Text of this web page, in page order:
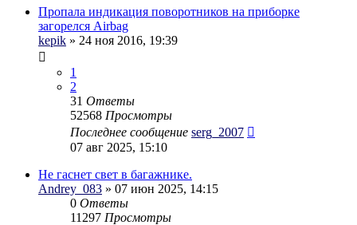
Пропала индикация поворотников на приборке
загорелся Airbag
kepik » 24 ноя 2016, 19:39
1
2
31 Ответы
52568 Просмотры
Последнее сообщение serg_2007
07 авг 2025, 15:10
Не гаснет свет в багажнике.
Andrey_083 » 07 июн 2025, 14:15
0 Ответы
11297 Просмотры